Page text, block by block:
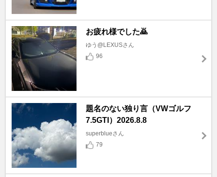
お疲れ様でした🙇
ゆう@LEXUSさん
96
題名のない独り言（VWゴルフ
7.5GTI）2026.8.8
superblueさん
79